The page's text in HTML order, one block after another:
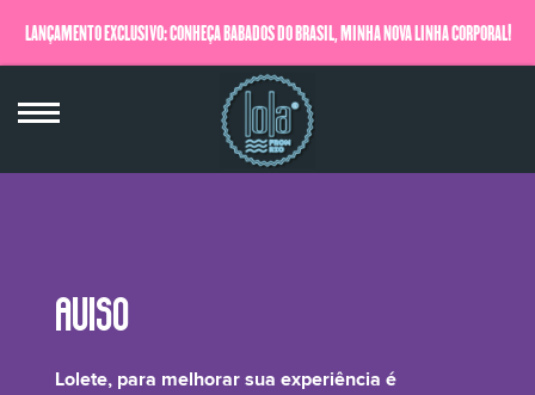
LANÇAMENTO EXCLUSIVO: CONHEÇA BABADOS DO BRASIL, MINHA NOVA LINHA CORPORAL!
QUERO SABER MAIS
Melon Seed Milk
Lolete, para melhorar sua experiência é